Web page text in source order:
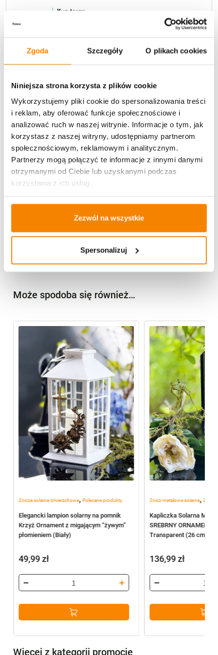
Zgoda Szczegóły O plikach cookies
Niniejsza strona korzysta z plików cookie
Wykorzystujemy pliki cookie do spersonalizowania treści
i reklam, aby oferować funkcje społecznościowe i
analizować ruch w naszej witrynie. Informacje o tym, jak
korzystasz z naszej witryny, udostępniamy partnerom
społecznościowym, reklamowym i analitycznym.
Partnerzy mogą połączyć te informacje z innymi danymi
otrzymanymi od Ciebie lub uzyskanymi podczas
korzystania z ich usług.
Zezwól na wszystkie
Spersonalizuj
Potrzebujesz większą ilość? Zapraszamy do naszej
hurtowniiPrzejdź do hurtowni B2B
Polecamy:
Wyjątkowa kapliczka Metalowa LUXORIA4 + Żywy
płomień LED - Czarna Krzyż z gołębiem (25 cm)
179,00
120,00zł
Specyfikacja
Może spodoba się również…
Znicze solarne zmierzchowe, Polecane produkty
Elegancki lampion solarny na pomnik
Krzyż Ornament z migającym “żywym”
płomieniem (Biały)
49,99zł
Znicz metalowe solarne,
Kapliczka Solarna
SREBRNY ORNAMENT
Transparent (26 cm)
136,99zł
Więcej z kategorii promocje